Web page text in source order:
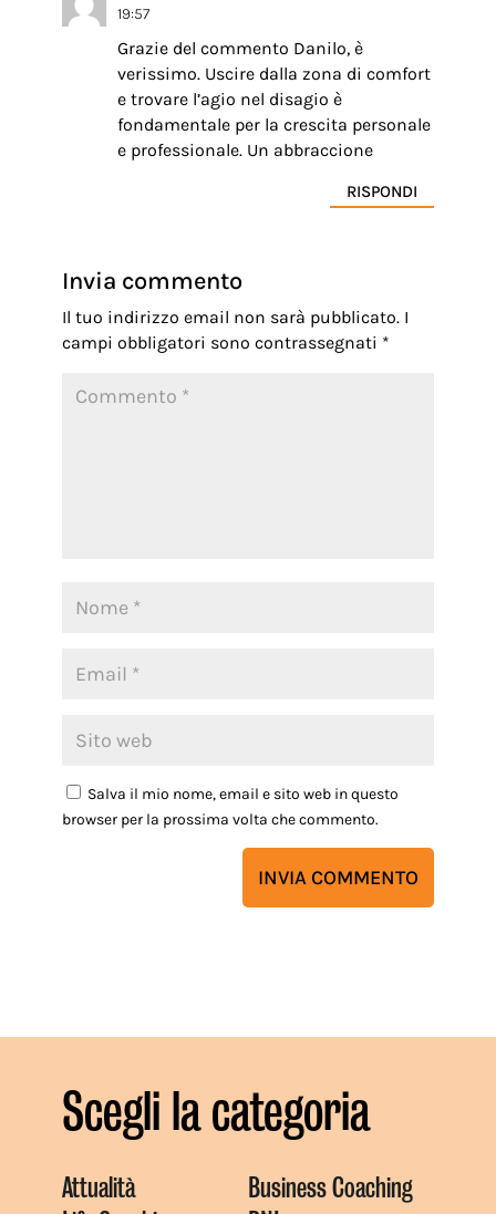
19:57
Grazie del commento Danilo, è
verissimo. Uscire dalla zona di comfort
e trovare l’agio nel disagio è
fondamentale per la crescita personale
e professionale. Un abbraccione
RISPONDI
Invia commento
Il tuo indirizzo email non sarà pubblicato. I
campi obbligatori sono contrassegnati *
Salva il mio nome, email e sito web in questo
browser per la prossima volta che commento.
Scegli la categoria
Attualità
Business Coaching